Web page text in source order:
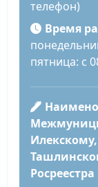
телефон)
Время
пятница: с